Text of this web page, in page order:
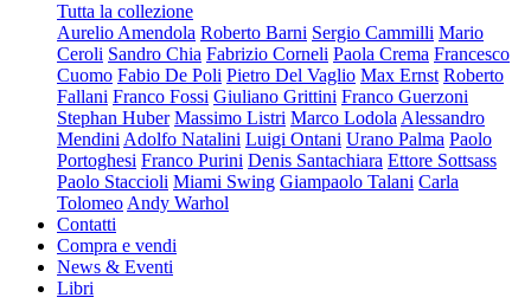
Tutta la collezione
Aurelio Amendola Roberto Barni Sergio Cammilli Mario
Ceroli Sandro Chia Fabrizio Corneli Paola Crema Francesco
Cuomo Fabio De Poli Pietro Del Vaglio Max Ernst Roberto
Fallani Franco Fossi Giuliano Grittini Franco Guerzoni
Stephan Huber Massimo Listri Marco Lodola Alessandro
Mendini Adolfo Natalini Luigi Ontani Urano Palma Paolo
Portoghesi Franco Purini Denis Santachiara Ettore Sottsass
Paolo Staccioli Miami Swing Giampaolo Talani Carla
Tolomeo Andy Warhol
Contatti
Compra e vendi
News & Eventi
Libri